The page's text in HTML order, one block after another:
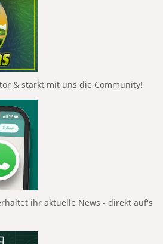
& stärkt mit uns die Community!
ihr aktuelle News - direkt auf's